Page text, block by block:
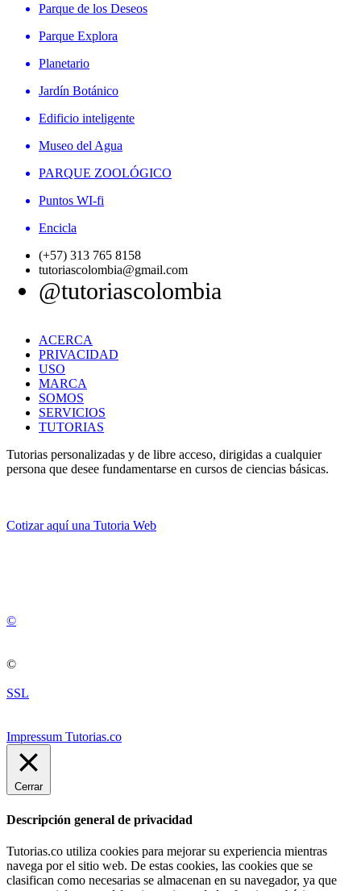
Parque de los Deseos
Parque Explora
Planetario
Jardín Botánico
Edificio inteligente
Museo del Agua
PARQUE ZOOLÓGICO
Puntos WI-fi
Encicla
(+57) 313 765 8158
tutoriascolombia@gmail.com
@tutoriascolombia
ACERCA
PRIVACIDAD
USO
MARCA
SOMOS
SERVICIOS
TUTORIAS
Tutorias personalizadas y de libre acceso, dirigidas a cualquier
persona que desee fundamentarse en cursos de ciencias básicas.
Cotizar aquí una Tutoria Web
©
©
SSL
Impressum Tutorias.co
Cerrar
Descripción general de privacidad
Tutorias.co utiliza cookies para mejorar su experiencia mientras
navega por el sitio web. De estas cookies, las cookies que se
clasifican como necesarias se almacenan en su navegador, ya que